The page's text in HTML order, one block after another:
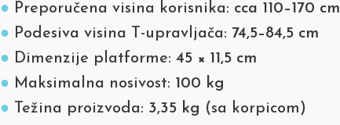
● Preporučena visina korisnika: cca 110–170 cm
● Podesiva visina T-upravljača: 74,5–84,5 cm
● Dimenzije platforme: 45 × 11,5 cm
● Maksimalna nosivost: 100 kg
● Težina proizvoda: 3,35 kg (sa korpicom)